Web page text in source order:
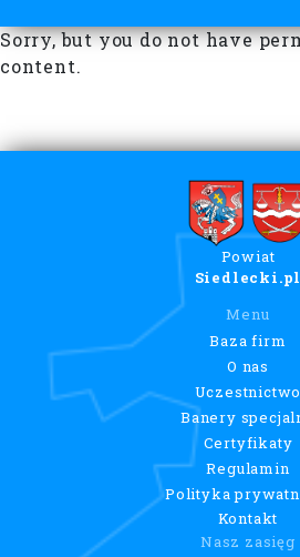
Sorry, but you do not have
content.
Powiat
Siedlecki.pl
Menu
Baza firm
O nas
Uczestnictwo
Banery
Certyfikaty
Regulamin
Polityka
Kontakt
Nasz zasięg